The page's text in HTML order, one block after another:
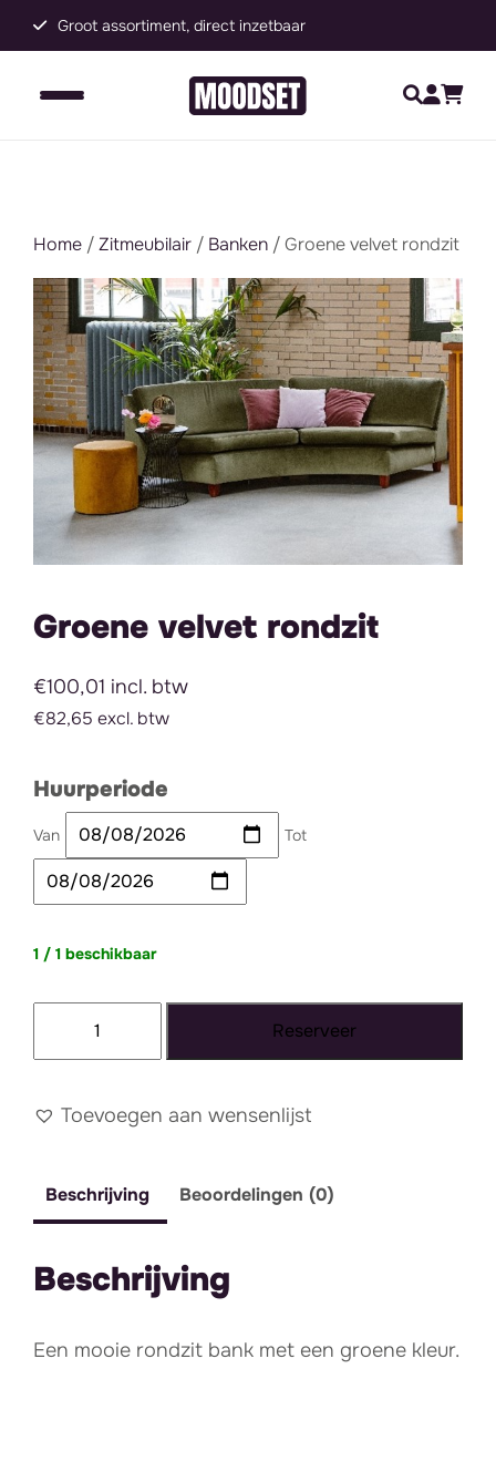
Groot assortiment, direct inzetbaar
Home /Zitmeubilair / Banken / Groene velvet rondzit
Groene velvet rondzit
€100,01 incl. btw
€82,65 excl. btw
Huurperiode
Van Tot
1 / 1 beschikbaar
aantal
Reserveer
Toevoegen aan wensenlijst
Beschrijving Beoordelingen (0)
Beschrijving
Een mooie rondzit bank met een groene kleur.